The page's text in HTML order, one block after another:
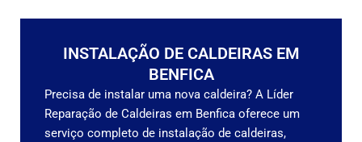
INSTALAÇÃO DE CALDEIRAS EM
BENFICA
Precisa de instalar uma nova caldeira? A Líder
Reparação de Caldeiras em Benfica oferece um
serviço completo de instalação de caldeiras,